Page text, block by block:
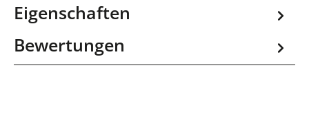
Eigenschaften
Bewertungen